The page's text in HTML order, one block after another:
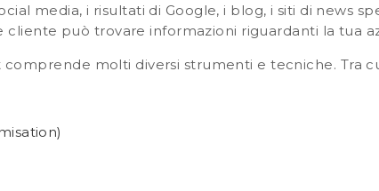
media, i risultati di Google, i blog, i siti di news
cliente può trovare informazioni riguardanti la tua
molti diversi strumenti e tecniche. Tra